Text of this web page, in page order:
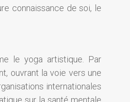
connaissance de soi, le
le yoga artistique. Par
ouvrant la voie vers une
internationales
sur la santé mentale